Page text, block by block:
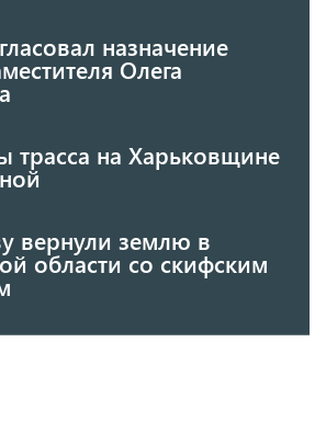
назначение
Олега
трасса на Харьковщине
вернули землю в
области со скифским